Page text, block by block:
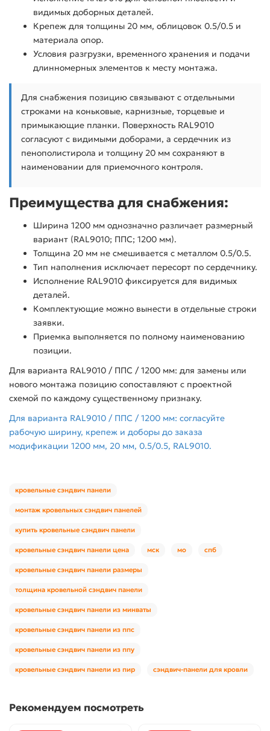
видимых доборных деталей.
Крепеж для толщины 20 мм, облицовок 0.5/0.5 и
материала опор.
Условия разгрузки, временного хранения и подачи
длинномерных элементов к месту монтажа.
Для снабжения позицию связывают с отдельными
строками на коньковые, карнизные, торцевые и
примыкающие планки. Поверхность RAL9010
согласуют с видимыми доборами, а сердечник из
пенополистирола и толщину 20 мм сохраняют в
наименовании для приемочного контроля.
Преимущества для снабжения:
Ширина 1200 мм однозначно различает размерный
вариант (RAL9010; ППС; 1200 мм).
Толщина 20 мм не смешивается с металлом 0.5/0.5.
Тип наполнения исключает пересорт по сердечнику.
Исполнение RAL9010 фиксируется для видимых
деталей.
Комплектующие можно вынести в отдельные строки
заявки.
Приемка выполняется по полному наименованию
позиции.
Для варианта RAL9010 / ППС / 1200 мм: для замены или
нового монтажа позицию сопоставляют с проектной
схемой по каждому существенному признаку.
Для варианта RAL9010 / ППС / 1200 мм: согласуйте
рабочую ширину, крепеж и доборы до заказа
модификации 1200 мм, 20 мм, 0.5/0.5, RAL9010.
кровельные сэндвич панели
монтаж кровельных сэндвич панелей
купить кровельные сэндвич панели
кровельные сэндвич панели цена мск мо спб
кровельные сэндвич панели размеры
толщина кровельной сэндвич панели
кровельные сэндвич панели из минваты
кровельные сэндвич панели из ппс
кровельные сэндвич панели из ппу
кровельные сэндвич панели из пир сэндвич-панели для кровли
Рекомендуем посмотреть